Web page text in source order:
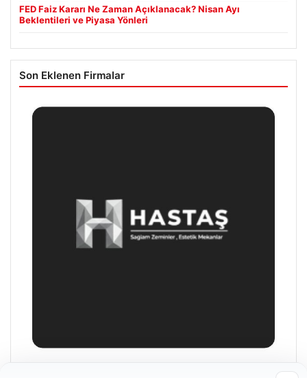
FED Faiz Kararı Ne Zaman Açıklanacak? Nisan Ayı
Beklentileri ve Piyasa Yönleri
Son Eklenen Firmalar